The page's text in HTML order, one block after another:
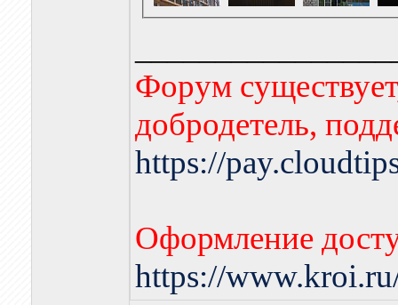
Форум
добродетель,
https://
Оформление
https://